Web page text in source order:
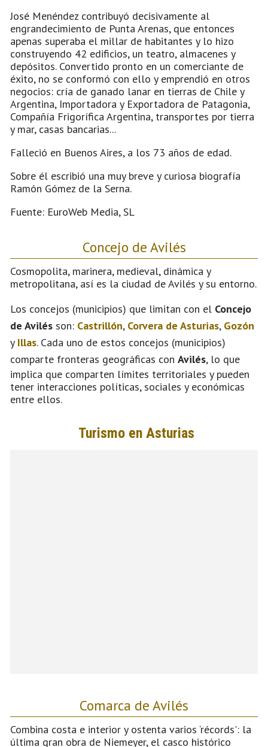
José Menéndez contribuyó decisivamente al
engrandecimiento de Punta Arenas, que entonces
apenas superaba el millar de habitantes y lo hizo
construyendo 42 edificios, un teatro, almacenes y
depósitos. Convertido pronto en un comerciante de
éxito, no se conformó con ello y emprendió en otros
negocios: cría de ganado lanar en tierras de Chile y
Argentina, Importadora y Exportadora de Patagonia,
Compañía Frigorífica Argentina, transportes por tierra
y mar, casas bancarias...
Falleció en Buenos Aires, a los 73 años de edad.
Sobre él escribió una muy breve y curiosa biografía
Ramón Gómez de la Serna.
Fuente: EuroWeb Media, SL
Concejo de Avilés
Cosmopolita, marinera, medieval, dinámica y
metropolitana, así es la ciudad de Avilés y su entorno.
Los concejos (municipios) que limitan con el Concejo
de Avilés son: Castrillón, Corvera de Asturias, Gozón
y Illas. Cada uno de estos concejos (municipios)
comparte fronteras geográficas con Avilés, lo que
implica que comparten límites territoriales y pueden
tener interacciones políticas, sociales y económicas
entre ellos.
Comarca de Avilés
Combina costa e interior y ostenta varios ‘récords': la
última gran obra de Niemeyer, el casco histórico